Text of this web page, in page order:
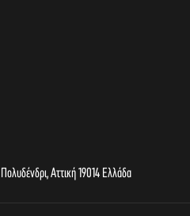
,Αττική19014Ελλάδα